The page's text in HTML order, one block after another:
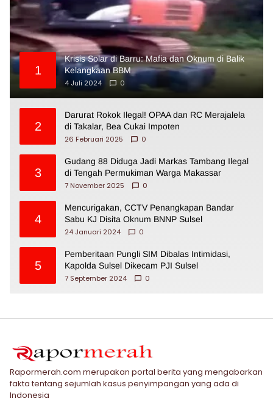
1
Krisis Solar di Barru: Mafia dan Oknum di Balik
Kelangkaan BBM
4 Juli 2024
0
2
Darurat Rokok Ilegal! OPAA dan RC Merajalela
di Takalar, Bea Cukai Impoten
26 Februari 2025
0
3
Gudang 88 Diduga Jadi Markas Tambang Ilegal
di Tengah Permukiman Warga Makassar
7 November 2025
0
4
Mencurigakan, CCTV Penangkapan Bandar
Sabu KJ Disita Oknum BNNP Sulsel
24 Januari 2024
0
5
Pemberitaan Pungli SIM Dibalas Intimidasi,
Kapolda Sulsel Dikecam PJI Sulsel
7 September 2024
0
Rapormerah.com merupakan portal berita yang mengabarkan
fakta tentang sejumlah kasus penyimpangan yang ada di
Indonesia